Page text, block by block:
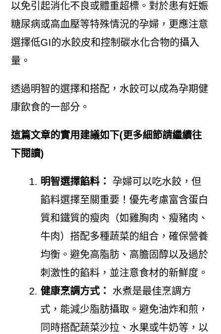
以免引起消化不良或體重超標。對於患有妊娠
糖尿病或高血壓等特殊情況的孕婦，更應注意
選擇低GI的水餃皮和控制碳水化合物的攝入
量。
透過明智的選擇和搭配，水餃可以成為孕期健
康飲食的一部分。
這篇文章的實用建議如下(更多細節請繼續往
下閱讀)
明智選擇餡料：
孕婦可以吃水餃，但
餡料選擇至關重要！優先考慮富含蛋白
質和鐵質的瘦肉（如雞胸肉、瘦豬肉、
牛肉）搭配多種蔬菜的組合，確保營養
均衡。避免高脂肪、高膽固醇以及過於
刺激性的餡料，並注意食材的新鮮度。
健康烹調方式：
水煮是最佳烹調方
式，能減少脂肪攝取。避免油炸和煎，
同時搭配蔬菜沙拉、水果或牛奶等，以